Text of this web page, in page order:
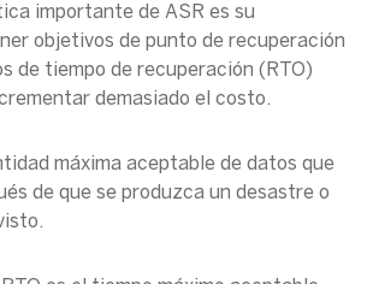
importante de ASR es su
objetivos de punto de recuperación
de tiempo de recuperación ( RTO )
demasiado el costo.
máxima aceptable de datos que
de que se produzca un desastre o